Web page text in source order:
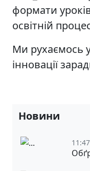
формати
освітній
Ми рухаємось
інновації
Новини